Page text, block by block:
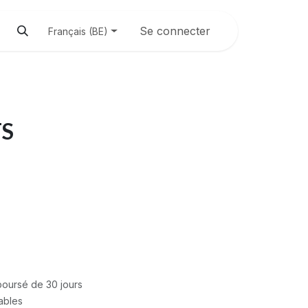
Français (BE) Se connecter
de 30 jours